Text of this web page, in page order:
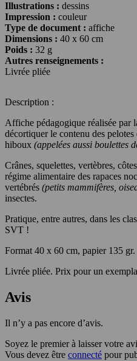
Illustrations : dessins
Impression : couleur
Type de document : affiche
Dimensions : 40 x 60 cm
Poids : 32 g
Autres renseignements :
Livrée pliée
Description :
Affiche pédagogique réalisée par
décortiquer le contenu des
hiboux (appelées aussi boulettes
Crânes, squelettes, vertèbres,
régime alimentaire des rapaces
vertébrés (petits mammifères,
insectes.
Pratique, entre autres, dans les
SVT !
Format 40 x 60 cm, papier 135 gr.
Livrée pliée. Prix pour un
Avis
Il n’y a pas encore d’avis.
Soyez le premier à laisser votre
Vous devez être connecté pour